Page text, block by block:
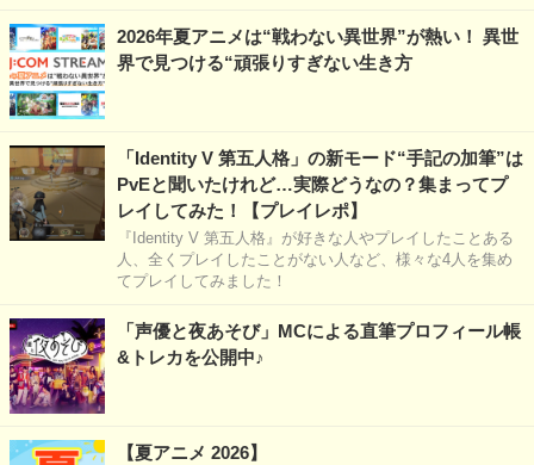
2026年夏アニメは“戦わない異世界”が熱い！ 異世
界で見つける“頑張りすぎない生き方
「Identity V 第五人格」の新モード“手記の加筆”は
PvEと聞いたけれど…実際どうなの？集まってプ
レイしてみた！【プレイレポ】
『Identity V 第五人格』が好きな人やプレイしたことある
人、全くプレイしたことがない人など、様々な4人を集め
てプレイしてみました！
「声優と夜あそび」MCによる直筆プロフィール帳
&トレカを公開中♪
【夏アニメ 2026】